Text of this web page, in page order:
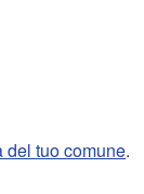
del tuo comune.